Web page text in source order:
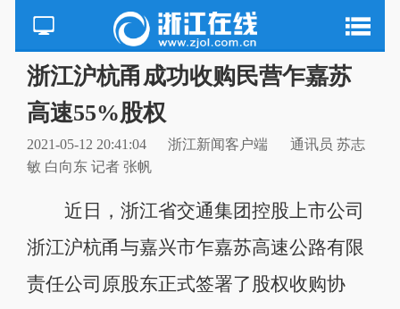
浙江沪杭甬成功收购民营乍嘉苏
高速55%股权
2021-05-12 20:41:04 浙江新闻客户端
通讯员 苏志
敏 白向东 记者 张帆
近日，浙江省交通集团控股上市公司
浙江沪杭甬与嘉兴市乍嘉苏高速公路有限
责任公司原股东正式签署了股权收购协